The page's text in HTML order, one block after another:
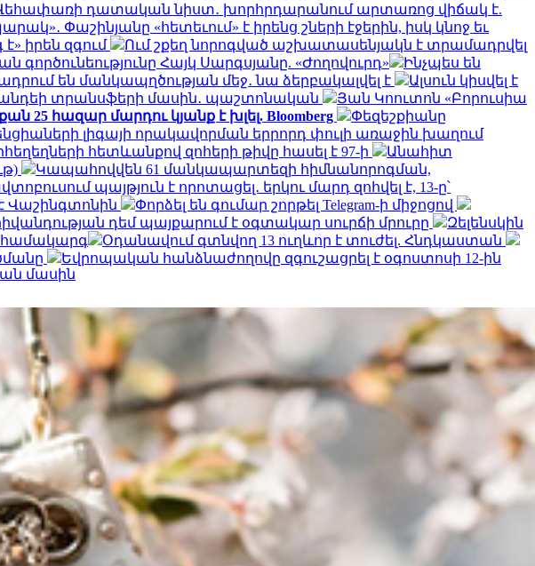
Վեհափառի դատական նիստ․ խորհրդարանում արտառոց վիճակ է.
Փաշինյանը «հետեւում» է իրենց շների էջերին, իսկ կնոջ եւ
իրեն զգում
Ում շքեղ նորոգված աշխատասենյակն է տրամադրվել
Հայկ Սարգսյանը. «Ժողովուրդ»
Ինչպես են
են մանկապղծության մեջ․ նա ձերբակալվել է
Ալսուն կիսվել է
տրանսֆերի մասին․ պաշտոնական
Յան Կոուտոն «Բորուսիա
25 հազար մարդու կյանք է խլել. Bloomberg
Փեզեշքիանը
լիգայի որակավորման երրորդ փուլի առաջին խաղում
հետևանքով զոհերի թիվը հասել է 97-ի
Անահիտ
Կապահովվեն 61 մանկապարտեզի հիմնանորոգման,
պայթյուն է որոտացել․ երկու մարդ զոհվել է, 13-ը՝
Վաշինգտոնին
Փորձել են գումար շորթել Telegram-ի միջոցով
դեմ պայքարում է օգտակար սուրճի մրուրը
Զելենսկին
համակարգ
Օդանավում գտնվող 13 ուղևոր է տուժել. Հնդկաստան
Եվրոպական հանձնաժողովը զգուշացրել է օգոստոսի 12-ին
մասին